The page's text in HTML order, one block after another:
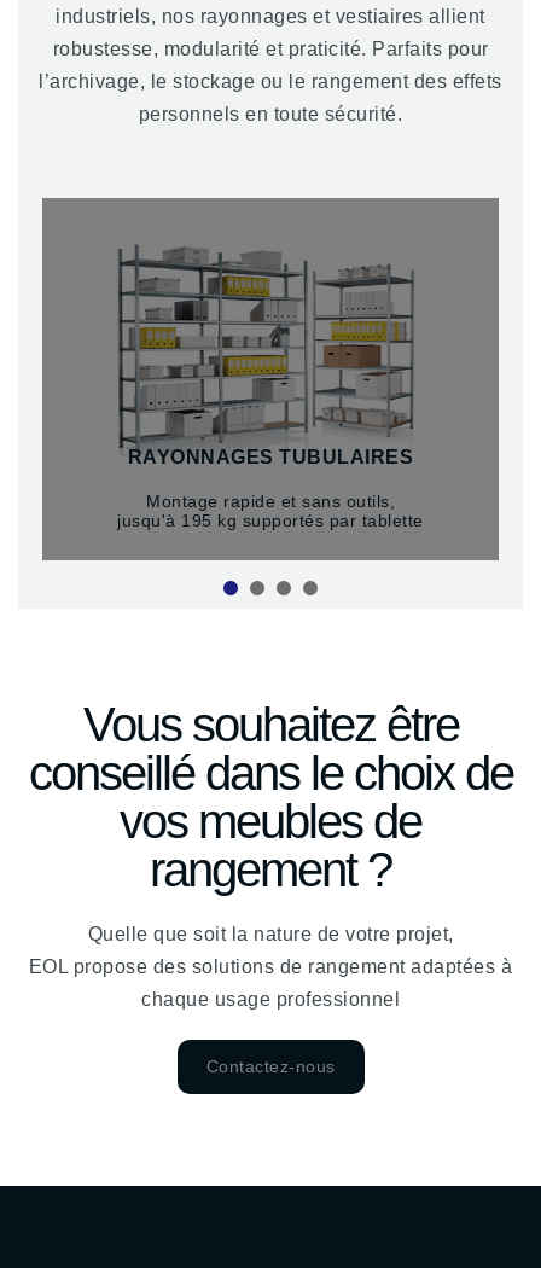
industriels, nos rayonnages et vestiaires allient
robustesse, modularité et praticité. Parfaits pour
l’archivage, le stockage ou le rangement des effets
personnels en toute sécurité.
RAYONNAGES TUBULAIRES
Montage rapide et sans outils,
jusqu'à 195 kg supportés par tablette
Vous souhaitez être
conseillé dans le choix de
vos meubles de
rangement ?
Quelle que soit la nature de votre projet,
EOL propose des solutions de rangement adaptées à
chaque usage professionnel
Contactez-nous